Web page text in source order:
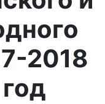
2018